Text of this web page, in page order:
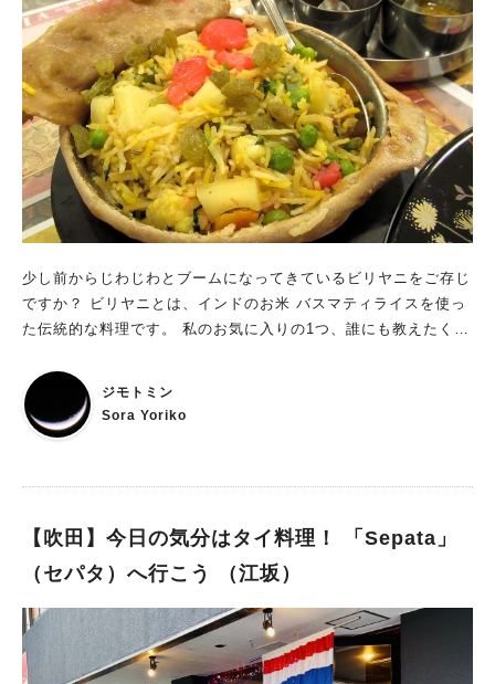
少し前からじわじわとブームになってきているビリヤニをご存じ
ですか？ ビリヤニとは、インドのお米 バスマティライスを使っ
た伝統的な料理です。 私のお気に入りの1つ、誰にも教えたくな
「チャトパタ」のビリヤニを紹介します！
ジモトミン
Sora Yoriko
【吹田】今日の気分はタイ料理！ 「Sepata」
（セパタ）へ行こう （江坂）